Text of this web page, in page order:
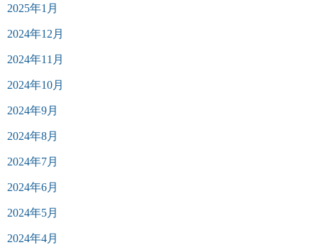
2025年1月
2024年12月
2024年11月
2024年10月
2024年9月
2024年8月
2024年7月
2024年6月
2024年5月
2024年4月